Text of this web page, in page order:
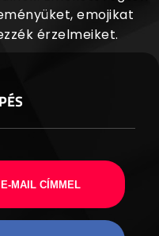
emojikat
érzelmeiket.
MAIL CÍMMEL